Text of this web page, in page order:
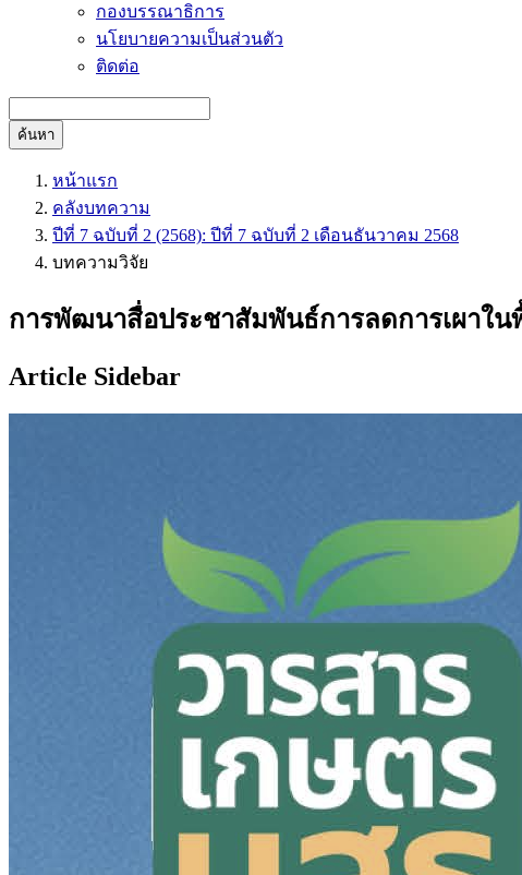
กองบรรณาธิการ
นโยบายความเป็นส่วนตัว
ติดต่อ
ค้นหา
หน้าแรก
คลังบทความ
ปีที่ 7 ฉบับที่ 2 (2568): ปีที่ 7 ฉบับที่ 2 เดือนธันวาคม 2568
บทความวิจัย
การพัฒนาสื่อประชาสัมพันธ์การลดการเผาใน
Article Sidebar